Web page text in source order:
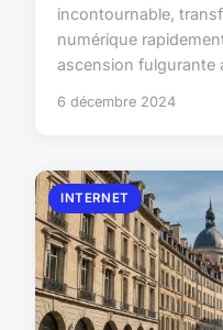
incontournable,
numérique
ascension fulgurante
6 décembre 2024
INTERNET